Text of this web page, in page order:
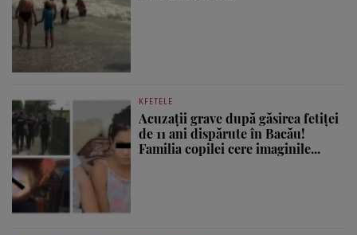
KFETELE
Acuzații grave după găsirea fetiței
de 11 ani dispărute în Bacău!
Familia copilei cere imaginile...